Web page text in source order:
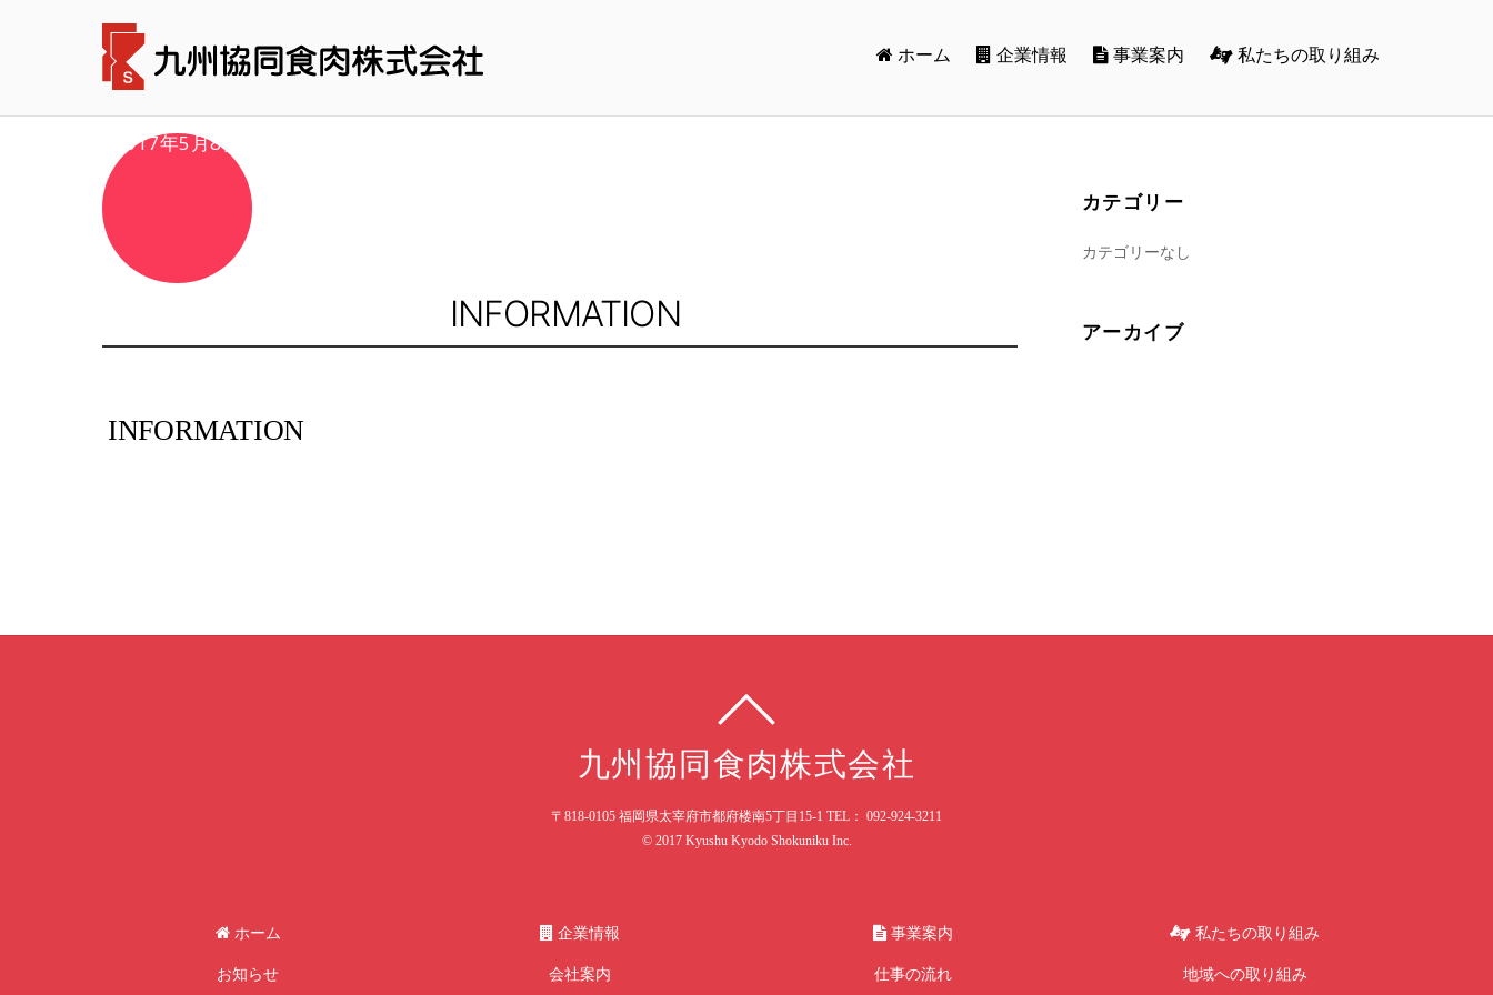
ホーム 企業情報 事業案内 私たちの取り組み
2017年5月8日
INFORMATION
INFORMATION
カテゴリー
カテゴリーなし
アーカイブ
九州協同食肉株式会社
〒818-0105 福岡県太宰府市都府楼南5丁目15-1 TEL： 092-924-3211
© 2017 Kyushu Kyodo Shokuniku Inc.
ホーム
お知らせ
企業情報
会社案内
事業案内
仕事の流れ
私たちの取り組み
地域への取り組み